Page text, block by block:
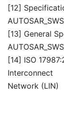
[12]
[13] General
[14] ISO
Interconnect
Network (LIN)